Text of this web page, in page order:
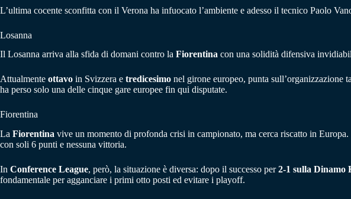
L’ultima cocente sconfitta con il Verona ha infuocato l’ambiente e adesso il tecnico Paolo
Losanna
Il Losanna arriva alla sfida di domani contro la Fiorentina con una solidità difensiva
Attualmente ottavo in Svizzera e tredicesimo nel girone europeo, punta sull’organizzazione
ha perso solo una delle cinque gare europee fin qui disputate.
Fiorentina
La Fiorentina vive un momento di profonda crisi in campionato, ma cerca riscatto in
con soli 6 punti e nessuna vittoria.
In Conference League, però, la situazione è diversa: dopo il successo per2-1 sulla Dinamo
fondamentale per agganciare i primi otto posti ed evitare i playoff.